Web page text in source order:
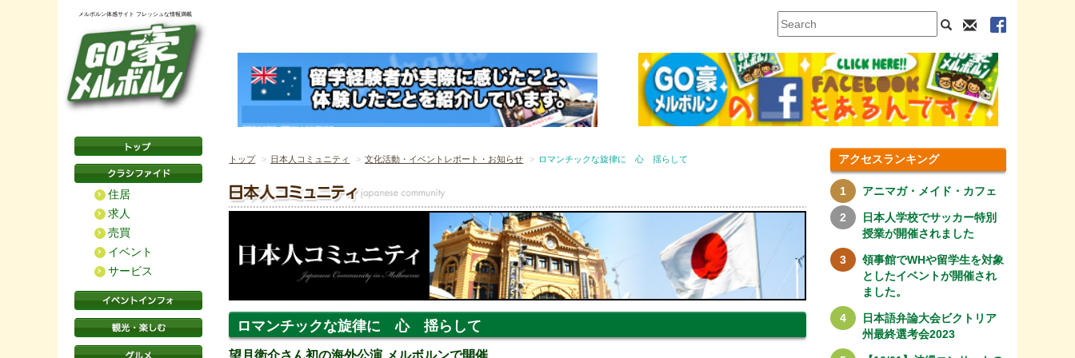
メルボルン体感サイト フレッシュな情報満載
住居
求人
売買
イベント
サービス
トップ 日本人コミュニティ 文化活動・イベントレポート・お知らせ ロマンチックな旋律に 心 揺らして
ロマンチックな旋律に 心 揺らして
望月衛介さん初の海外公演 メルボルンで開催
アクセスランキング
アニマガ・メイド・カフェ
日本人学校でサッカー特別
授業が開催されました
領事館でWHや留学生を対象
としたイベントが開催され
ました。
日本語弁論大会ビクトリア
州最終選考会2023